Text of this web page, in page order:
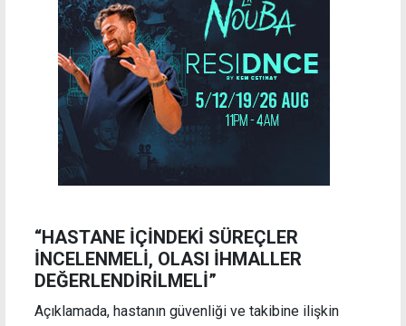
“HASTANE İÇİNDEKİ SÜREÇLER
İNCELENMELİ, OLASI İHMALLER
DEĞERLENDİRİLMELİ”
Açıklamada, hastanın güvenliği ve takibine ilişkin